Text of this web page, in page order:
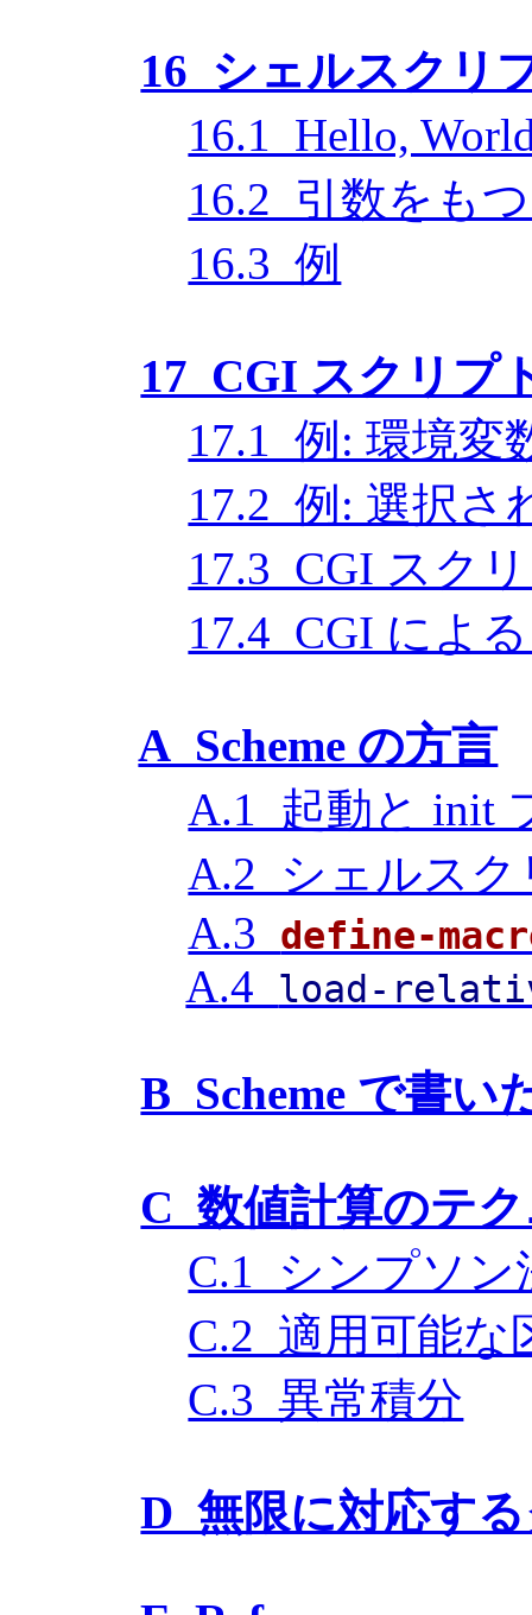
16 シェルスクリ
16.1 Hello,
16.2 引数をも
16.3 例
17 CGI スクリプ
17.1 例: 環境変
17.2 例: 選択さ
17.3 CGI スク
17.4 CGI によ
A Scheme の方言
A.1 起動と init
A.2 シェルスク
A.3
define-
A.4 load-
B Scheme で書い
C 数値計算のテ
C.1 シンプソン
C.2 適用可能な
C.3 異常積分
D 無限に対応す